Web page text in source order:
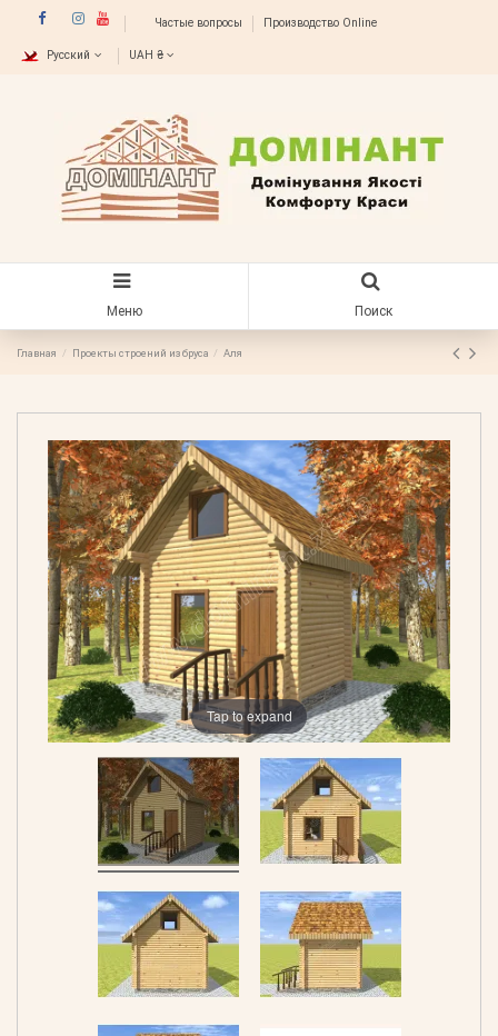
Частые вопросы Производство Online
Русский UAH ₴
Меню Поиск
Главная Проекты строений из бруса Аля
Tap to expand